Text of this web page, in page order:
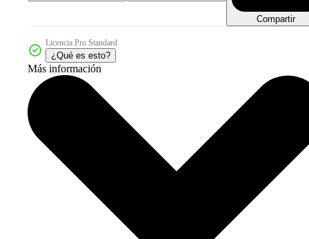
Compartir
Licencia Pro Standard
¿Qué es esto?
Más información